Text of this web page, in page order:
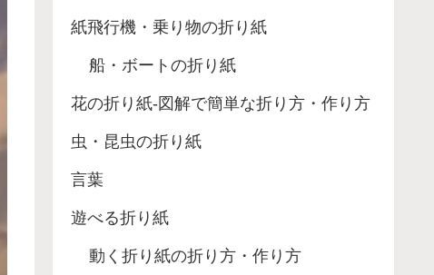
紙飛行機・乗り物の折り紙
船・ボートの折り紙
花の折り紙-図解で簡単な折り方・作り方
虫・昆虫の折り紙
言葉
遊べる折り紙
動く折り紙の折り方・作り方